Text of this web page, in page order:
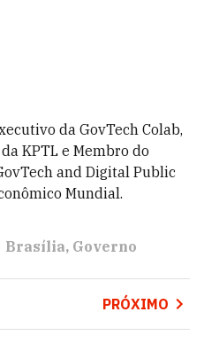
da GovTech Colab,
KPTL e Membro do
and Digital Public
Mundial.
Brasília Governo
PRÓXIMO